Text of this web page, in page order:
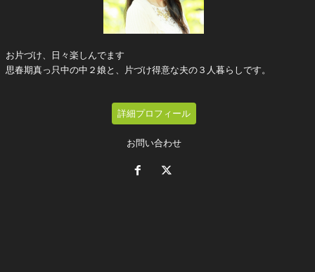
お片づけ、日々楽しんでます
思春期真っ只中の中２娘と、片づけ得意な夫の３人暮らしです。
詳細プロフィール
お問い合わせ